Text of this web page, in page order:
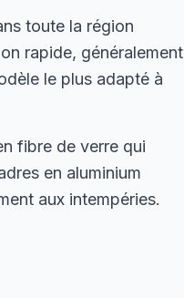
toute la région
rapide, généralement
le plus adapté à
fibre de verre qui
en aluminium
aux intempéries.